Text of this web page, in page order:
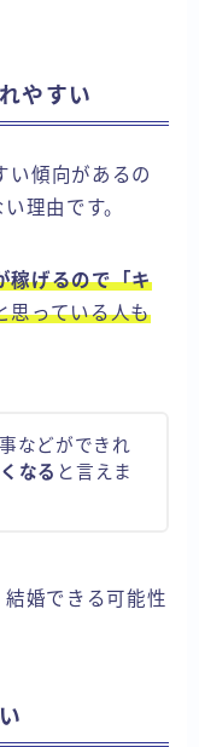
やすい
い傾向があるの
理由です。
稼げるので「キ
思っている人も
などができれ
なる と言えま
婚できる可能性